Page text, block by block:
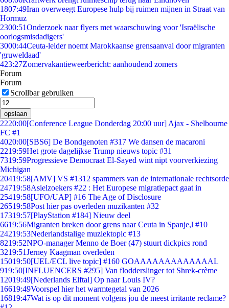
1807:49Iran overweegt Europese hulp bij ruimen mijnen in Straat van
Hormuz
2300:51Onderzoek naar flyers met waarschuwing voor 'Israëlische
oorlogsmisdadigers'
3000:44Ceuta-leider noemt Marokkaanse grensaanval door migranten
'gruweldaad'
423:27Zomervakantieweerbericht: aanhoudend zomers
Forum
Forum
Scrollbar gebruiken
opslaan
2220:00[Conference League Donderdag 20:00 uur] Ajax - Shelbourne
FC #1
4020:00[SBS6] De Bondgenoten #317 We dansen de macaroni
2219:59Het grote dagelijkse Trump nieuws topic #31
7319:59Progressieve Democraat El-Sayed wint nipt voorverkiezing
Michigan
20419:58[AMV] VS #1312 spammers van de internationale rechtsorde
24719:58Asielzoekers #22 : Het Europese migratiepact gaat in
25419:58[UFO/UAP] #16 The Age of Disclosure
26519:58Post hier pas overleden muzikanten #32
17319:57[PlayStation #184] Nieuw deel
6619:56Migranten breken door grens naar Ceuta in Spanje,l #10
24219:53Nederlandstalige muziektopic #13
8219:52NPO-manager Menno de Boer (47) stuurt dickpics rond
3219:51Jerney Kaagman overleden
15019:50[UEL/ECL live topic] #160 GOAAAAAAAAAAAAAL
919:50[INFLUENCERS #295] Van flodderslinger tot Shrek-crème
12019:49[Nederlands Elftal] Op naar Louis IV?
16619:49Voorspel hier het warmtegetal van 2026
16819:47Wat is op dit moment volgens jou de meest irritante reclame?